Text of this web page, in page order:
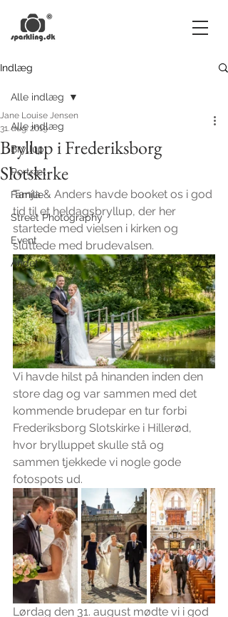
Indlæg
Alle indlæg
Bryllup
Portræt
Familie
Street Photography
Event
Andet
Alle indlæg
Bryllup i Frederiksborg
Slotskirke
Jane Louise Jensen
31. aug. 2019
Tanja & Anders havde booket os i god
tid til et heldagsbryllup, der her
startede med vielsen i kirken og
sluttede med brudevalsen.
Vi havde hilst på hinanden inden den
store dag og var sammen med det
kommende brudepar en tur forbi
Frederiksborg Slotskirke i Hillerød,
hvor brylluppet skulle stå og
sammen tjekkede vi nogle gode
fotospots ud.
Lørdag den 31. august mødte vi i god